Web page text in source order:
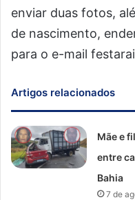
enviar duas fotos,
de nascimento,
para o e-mail
Artigos relacionados
Mãe e
entre
Bahia
7 de